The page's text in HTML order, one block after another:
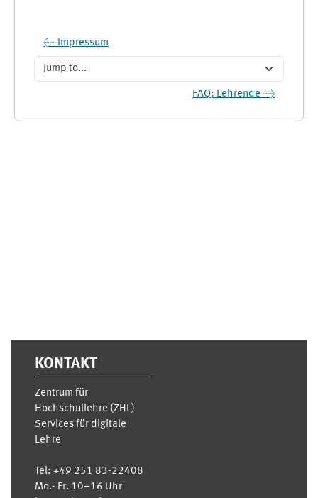
← Impressum
Jump to...
FAQ: Lehrende →
KONTAKT
Zentrum für
Hochschullehre (ZHL)
Services für digitale
Lehre
Tel: +49 251 83-22408
Mo.- Fr. 10–16 Uhr